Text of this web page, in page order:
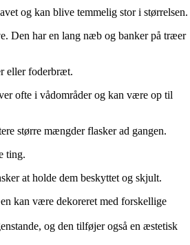
og kan blive temmelig stor i størrelsen.
Den har en lang næb og banker på træer
eller foderbræt.
ofte i vådområder og kan være op til
større mængder flasker ad gangen.
ting.
at holde dem beskyttet og skjult.
kan være dekoreret med forskellige
og den tilføjer også en æstetisk